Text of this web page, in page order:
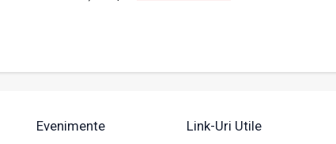
Evenimente Link-Uri Utile